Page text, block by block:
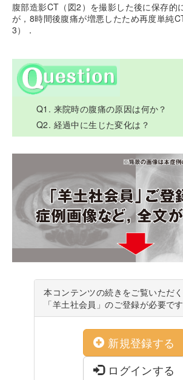
腹部造影CT（図2）を撮影した後に保存的
が，8時間後腹痛が増悪したため再度単純
3）．
Q1. 来院時の腹痛の原因は何か？
Q2. 経過中に生じた変化は？
本コンテンツの続きをご覧いただ
「羊土社会員」のご登録が必要です
新規登録する
ログインする